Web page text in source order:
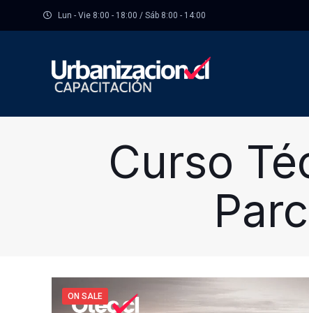
Lun - Vie 8:00 - 18:00 / Sáb 8:00 - 14:00
Curso
ON SALE